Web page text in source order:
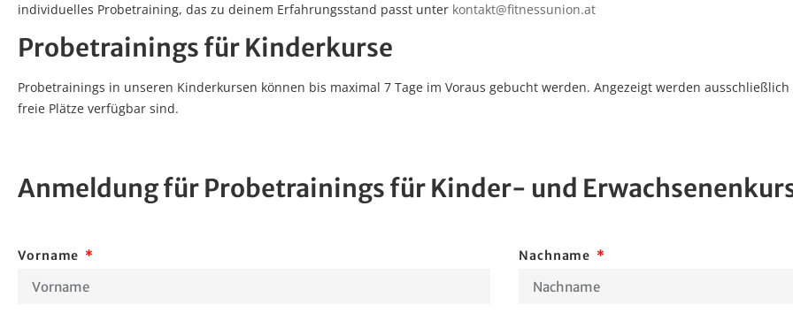
individuelles Probetraining, das zu deinem Erfahrungsstand passt unter kontakt@fitnessunion.at
Probetrainings für Kinderkurse
Probetrainings in unseren Kinderkursen können bis maximal 7 Tage im Voraus gebucht werden. Angezeigt werden
freie Plätze verfügbar sind.
Anmeldung für Probetrainings für Kinder- und
Vorname Nachname